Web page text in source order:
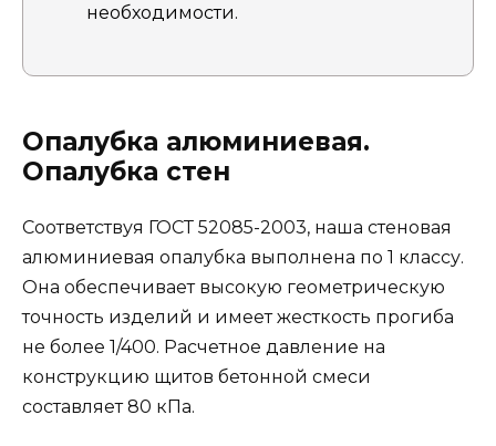
необходимости.
Опалубка алюминиевая.
Опалубка стен
Соответствуя ГОСТ 52085-2003, наша стеновая
алюминиевая опалубка выполнена по 1 классу.
Она обеспечивает высокую геометрическую
точность изделий и имеет жесткость прогиба
не более 1/400. Расчетное давление на
конструкцию щитов бетонной смеси
составляет 80 кПа.